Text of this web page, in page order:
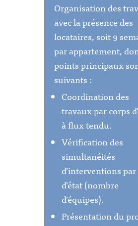
Organisation des
avec la présence des
locataires, soit 9
par appartement,
points principaux
suivants :
Coordination des
travaux par corps
à flux tendu.
Vérification des
simultanéités
d’interventions
d’état (nombre
d’équipes).
Présentation du